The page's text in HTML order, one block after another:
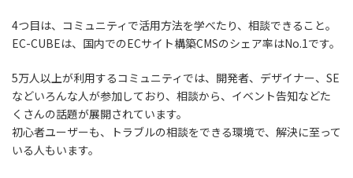
4つ目は、コミュニティで活用方法を学べたり、相談できること。
EC-CUBEは、国内でのECサイト構築CMSのシェア率はNo.1です。
5万人以上が利用するコミュニティでは、開発者、デザイナー、SE
などいろんな人が参加しており、相談から、イベント告知などた
くさんの話題が展開されています。
初心者ユーザーも、トラブルの相談をできる環境で、解決に至って
いる人もいます。